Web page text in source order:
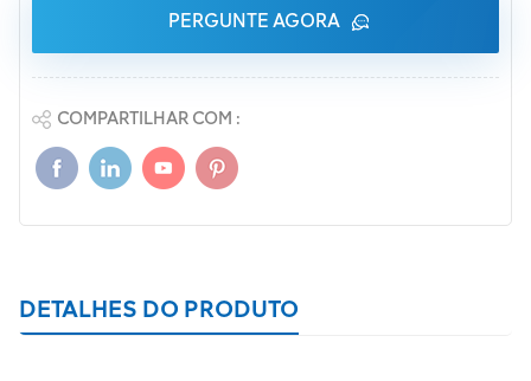
PERGUNTE AGORA
COMPARTILHAR COM :
DETALHES DO PRODUTO